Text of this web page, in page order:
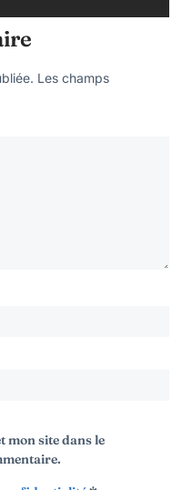
Les champs
mon site dans le